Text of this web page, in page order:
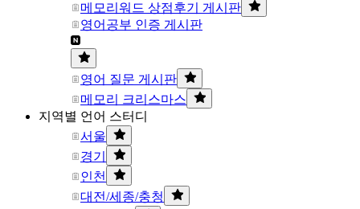
메모리워드 상점후기 게시판
영어공부 인증 게시판
영어 질문 게시판
메모리 크리스마스
지역별 언어 스터디
서울
경기
인천
대전/세종/충청